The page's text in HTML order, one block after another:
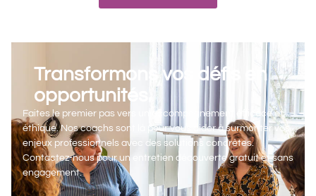
Transformons vos défis en
opportunités
Faites le premier pas vers un accompagnement efficace et
éthique. Nos coachs sont là pour vous aider à surmonter vos
enjeux professionnels avec des solutions concrètes.
Contactez-nous pour un entretien découverte gratuit et sans
engagement.